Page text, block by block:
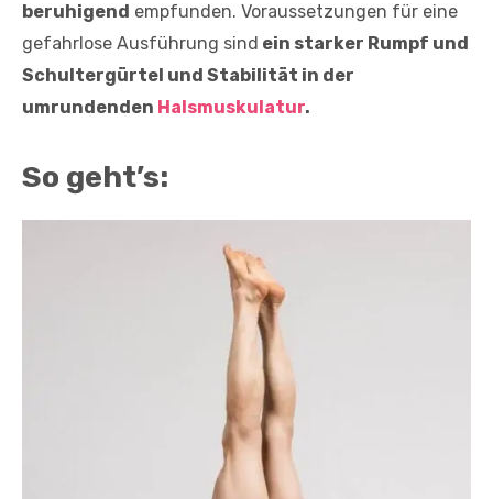
beruhigend empfunden. Voraussetzungen für eine
gefahrlose Ausführung sind ein starker Rumpf und
Schultergürtel und Stabilität in der
umrundenden Halsmuskulatur.
So geht’s: